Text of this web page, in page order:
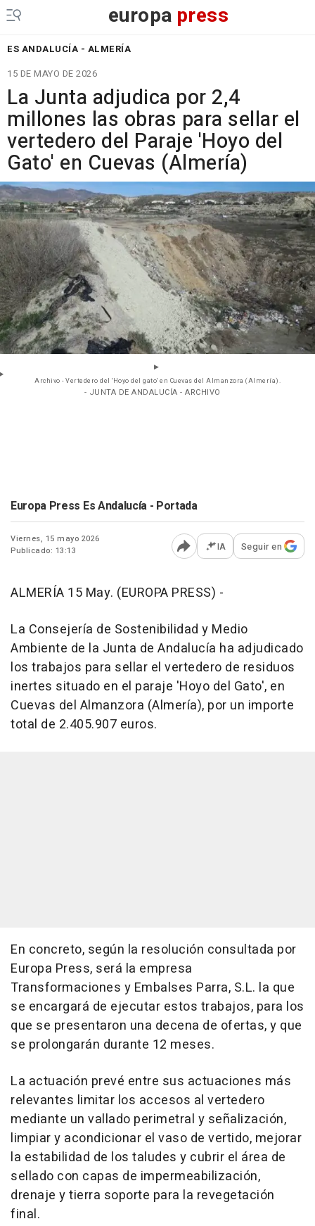
europa press
ES ANDALUCÍA - ALMERÍA
15 DE MAYO DE 2026
La Junta adjudica por 2,4
millones las obras para sellar el
vertedero del Paraje 'Hoyo del
Gato' en Cuevas (Almería)
Archivo - Vertedero del 'Hoyo del gato' en Cuevas del Almanzora (Almería).
- JUNTA DE ANDALUCÍA - ARCHIVO
Europa Press Es Andalucía - Portada
Viernes, 15 mayo 2026
Publicado: 13:13
Abrir opciones para
IA Seguir en
ALMERÍA 15 May. (EUROPA PRESS) -
La Consejería de Sostenibilidad y Medio
Ambiente de la Junta de Andalucía ha adjudicado
los trabajos para sellar el vertedero de residuos
inertes situado en el paraje 'Hoyo del Gato', en
Cuevas del Almanzora (Almería), por un importe
total de 2.405.907 euros.
En concreto, según la resolución consultada por
Europa Press, será la empresa
Transformaciones y Embalses Parra, S.L. la que
se encargará de ejecutar estos trabajos, para los
que se presentaron una decena de ofertas, y que
se prolongarán durante 12 meses.
La actuación prevé entre sus actuaciones más
relevantes limitar los accesos al vertedero
mediante un vallado perimetral y señalización,
limpiar y acondicionar el vaso de vertido, mejorar
la estabilidad de los taludes y cubrir el área de
sellado con capas de impermeabilización,
drenaje y tierra soporte para la revegetación
final.